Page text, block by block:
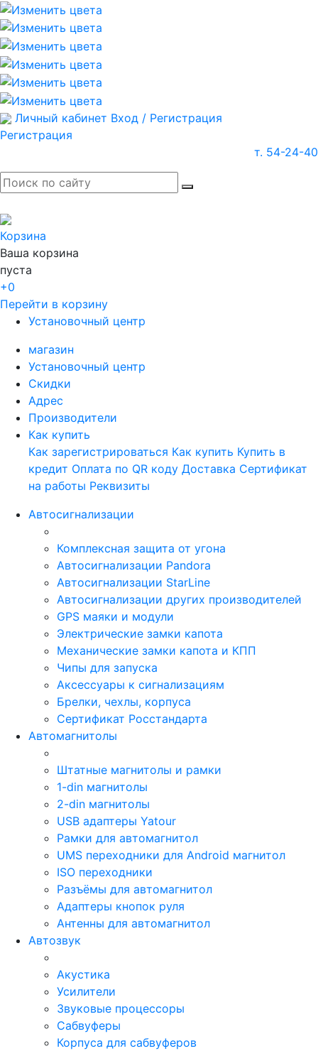
Личный кабинет Вход / Регистрация
Регистрация
т. 54-24-40
Корзина
Ваша корзина
пуста
+0
Перейти в корзину
Установочный центр
магазин
Установочный центр
Скидки
Адрес
Производители
Как купить
Как зарегистрироваться Как купить Купить в
кредит Оплата по QR коду Доставка Сертификат
на работы Реквизиты
Автосигнализации
Комплексная защита от угона
Автосигнализации Pandora
Автосигнализации StarLine
Автосигнализации других производителей
GPS маяки и модули
Электрические замки капота
Механические замки капота и КПП
Чипы для запуска
Аксессуары к сигнализациям
Брелки, чехлы, корпуса
Сертификат Росстандарта
Автомагнитолы
Штатные магнитолы и рамки
1-din магнитолы
2-din магнитолы
USB адаптеры Yatour
Рамки для автомагнитол
UMS переходники для Android магнитол
ISO переходники
Разъёмы для автомагнитол
Адаптеры кнопок руля
Антенны для автомагнитол
Автозвук
Акустика
Усилители
Звуковые процессоры
Сабвуферы
Корпуса для сабвуферов